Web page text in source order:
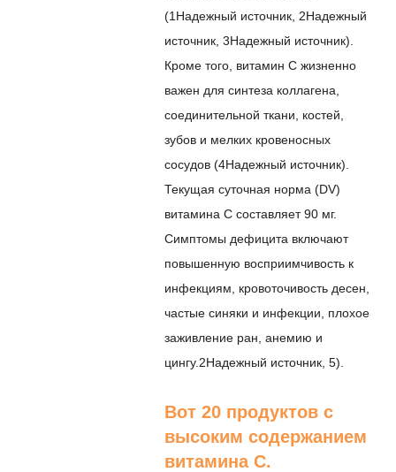
(1 Надежный источник, 2Надежный
источник, 3Надежный источник).
Кроме того, витамин С жизненно
важен для синтеза коллагена,
соединительной ткани, костей,
зубов и мелких кровеносных
сосудов (4Надежный источник).
Текущая суточная норма (DV)
витамина С составляет 90 мг.
Симптомы дефицита включают
повышенную восприимчивость к
инфекциям, кровоточивость десен,
частые синяки и инфекции, плохое
заживление ран, анемию и
цингу. 2Надежный источник, 5).
Вот 20 продуктов с
высоким содержанием
витамина С.